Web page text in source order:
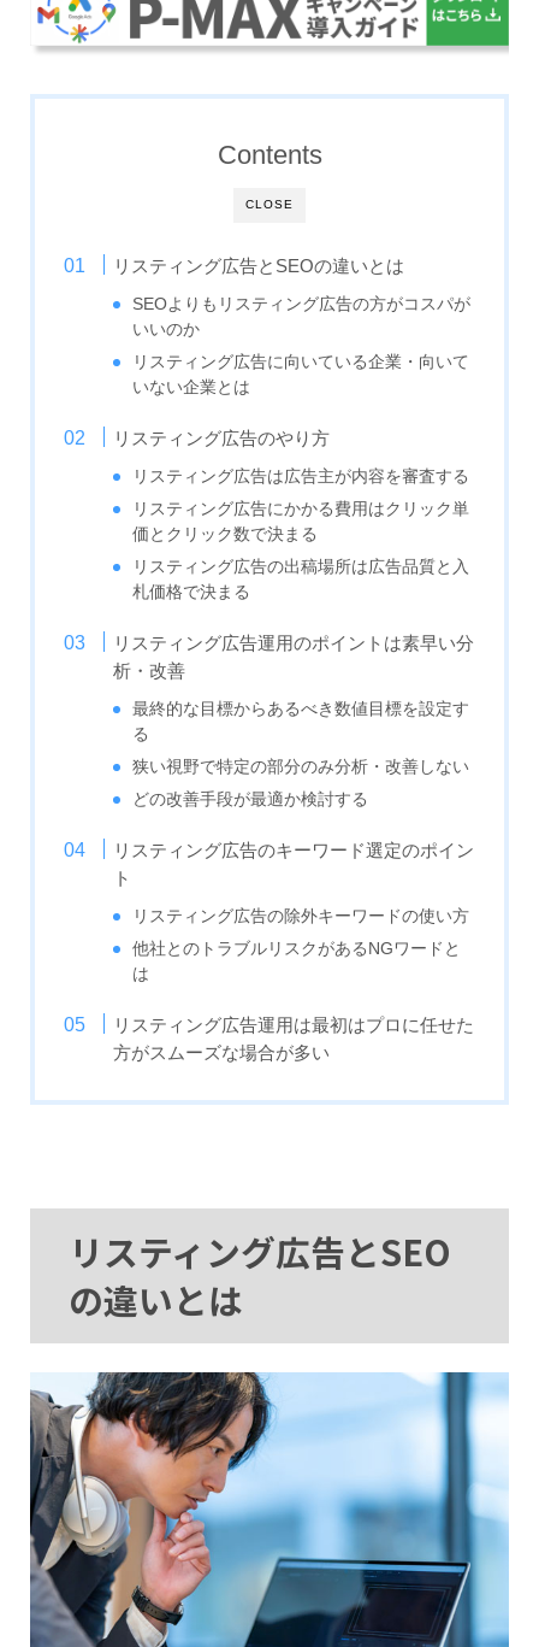
CLOSE
Contents
リスティング広告とSEOの違いとは
SEOよりもリスティング広告の方がコスパが
いいのか
リスティング広告に向いている企業・向いて
いない企業とは
リスティング広告のやり方
リスティング広告は広告主が内容を審査する
リスティング広告にかかる費用はクリック単
価とクリック数で決まる
リスティング広告の出稿場所は広告品質と入
札価格で決まる
リスティング広告運用のポイントは素早い分
析・改善
最終的な目標からあるべき数値目標を設定す
る
狭い視野で特定の部分のみ分析・改善しない
どの改善手段が最適か検討する
リスティング広告のキーワード選定のポイン
ト
リスティング広告の除外キーワードの使い方
他社とのトラブルリスクがあるNGワードと
は
リスティング広告運用は最初はプロに任せた
方がスムーズな場合が多い
リスティング広告とSEO
の違いとは